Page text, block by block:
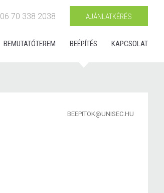
06 70 338 2038 AJÁNLATKÉRÉS
BEMUTATÓTEREM BEÉPÍTÉS KAPCSOLAT
BEEPITOK@UNISEC.HU